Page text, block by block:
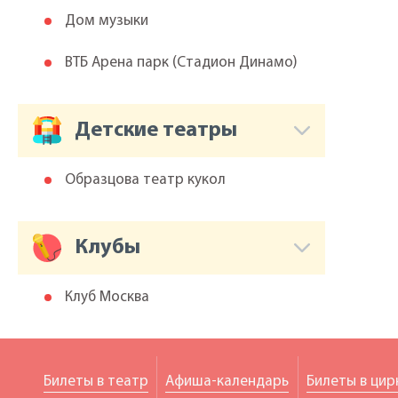
Дом музыки
ВТБ Арена парк (Cтадион Динамо)
Детские театры
Образцова театр кукол
Клубы
Клуб Москва
Билеты в театр Афиша-календарь Билеты в